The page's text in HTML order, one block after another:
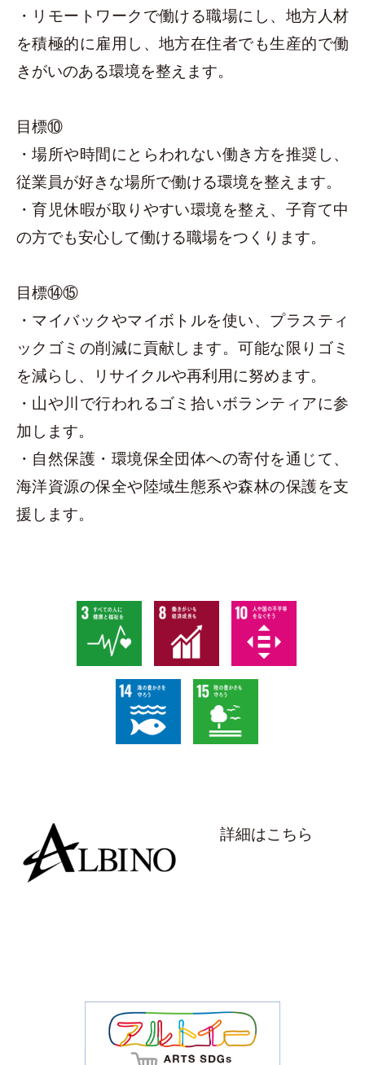
・リモートワークで働ける職場にし、地方人材
を積極的に雇用し、地方在住者でも生産的で働
きがいのある環境を整えます。
目標⑩
・場所や時間にとらわれない働き方を推奨し、
従業員が好きな場所で働ける環境を整えます。
・育児休暇が取りやすい環境を整え、子育て中
の方でも安心して働ける職場をつくります。
目標⑭⑮
・マイバックやマイボトルを使い、プラスティ
ックゴミの削減に貢献します。可能な限りゴミ
を減らし、リサイクルや再利用に努めます。
・山や川で行われるゴミ拾いボランティアに参
加します。
・自然保護・環境保全団体への寄付を通じて、
海洋資源の保全や陸域生態系や森林の保護を支
援します。
詳細はこちら